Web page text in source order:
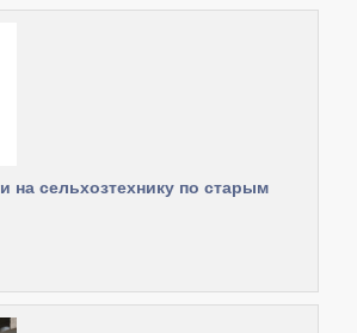
на сельхозтехнику по старым